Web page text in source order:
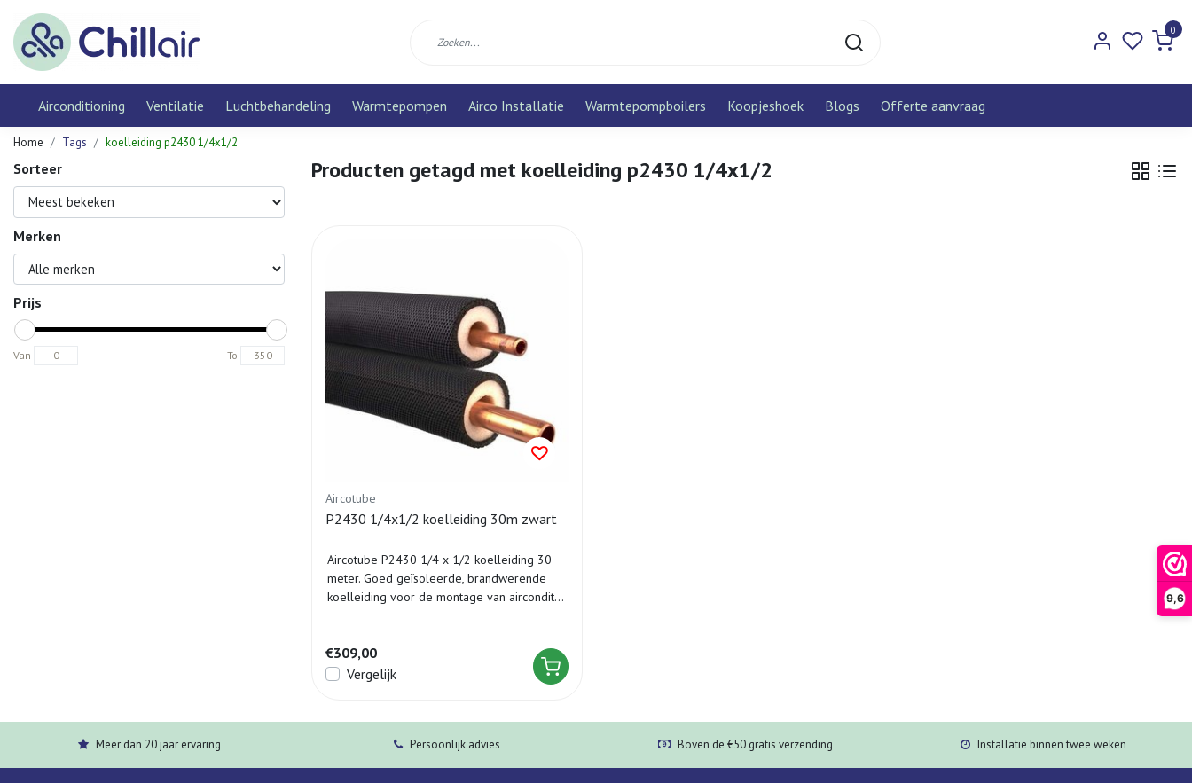
9,6
0
Airconditioning Ventilatie Luchtbehandeling Warmtepompen Airco Installatie Warmtepompboilers Koopjeshoek Blogs Offerte aanvraag
Home Tags koelleiding p2430 1/4x1/2
Sorteer
Merken
Prijs
Van To
Producten getagd met koelleiding p2430 1/4x1/2
Aircotube
P2430 1/4x1/2 koelleiding 30m zwart
Aircotube P2430 1/4 x 1/2 koelleiding 30
meter. Goed geïsoleerde, brandwerende
koelleiding voor de montage van aircondit...
€309,00
Vergelijk
Meer dan 20 jaar ervaring Persoonlijk advies Boven de €50 gratis verzending Installatie binnen twee weken